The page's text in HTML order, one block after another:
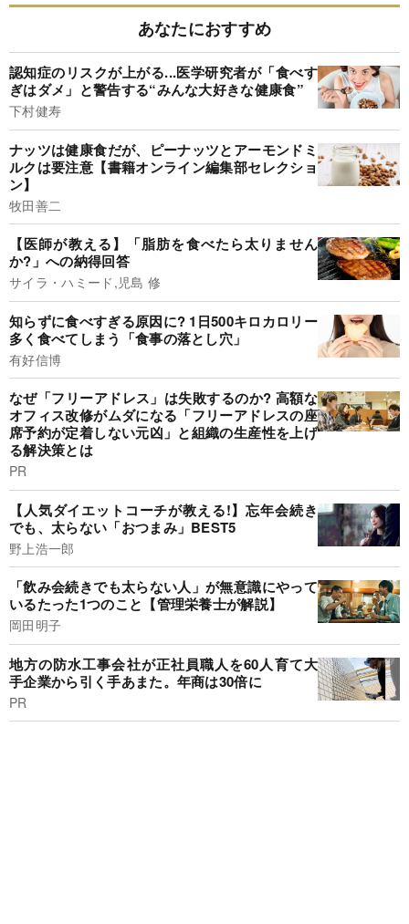
あなたにおすすめ
認知症のリスクが上がる...医学研究者が「食べす
ぎはダメ」と警告する“みんな大好きな健康食”
下村健寿
ナッツは健康食だが、ピーナッツとアーモンドミ
ルクは要注意【書籍オンライン編集部セレクショ
ン】
牧田善二
【医師が教える】「脂肪を食べたら太りません
か?」への納得回答
サイラ・ハミード,児島 修
知らずに食べすぎる原因に? 1日500キロカロリー
多く食べてしまう「食事の落とし穴」
有好信博
なぜ「フリーアドレス」は失敗するのか? 高額な
オフィス改修がムダになる「フリーアドレスの座
席予約が定着しない元凶」と組織の生産性を上げ
る解決策とは
PR
【人気ダイエットコーチが教える!】忘年会続き
でも、太らない「おつまみ」BEST5
野上浩一郎
「飲み会続きでも太らない人」が無意識にやって
いるたった1つのこと【管理栄養士が解説】
岡田明子
地方の防水工事会社が正社員職人を60人育て大
手企業から引く手あまた。年商は30倍に
PR